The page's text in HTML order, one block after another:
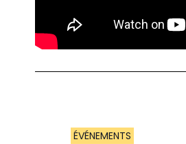
ÉVÉNEMENTS